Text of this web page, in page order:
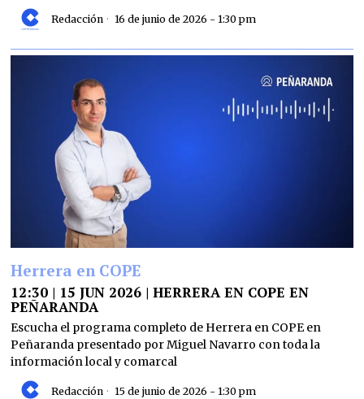
Redacción 16 de junio de 2026 - 1:30 pm
Herrera en COPE
12:30 | 15 JUN 2026 | HERRERA EN COPE EN
PEÑARANDA
Escucha el programa completo de Herrera en COPE en
Peñaranda presentado por Miguel Navarro con toda la
información local y comarcal
Redacción 15 de junio de 2026 - 1:30 pm